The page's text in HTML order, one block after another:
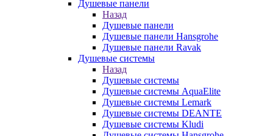
Душевые панели
Назад
Душевые панели
Душевые панели Hansgrohe
Душевые панели Ravak
Душевые системы
Назад
Душевые системы
Душевые системы AquaElite
Душевые системы Lemark
Душевые системы DEANTE
Душевые системы Kludi